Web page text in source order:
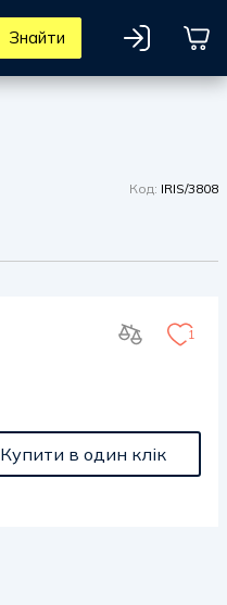
Знайти
Код: IRIS/3808
1
Купити в один клік